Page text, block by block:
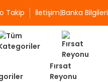
Takip İletişim|Banka Bilgileri
Fırsat
Reyonu